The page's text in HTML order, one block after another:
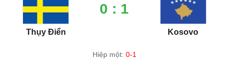
Thụy Điển
0 : 1
Kosovo
Hiệp một: 0-1